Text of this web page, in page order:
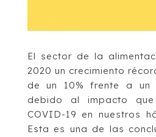
El sector de la
2020 un crecimiento
de un 10% frente a un
debido al impacto
COVID-19 en nuestros
Esta es una de las